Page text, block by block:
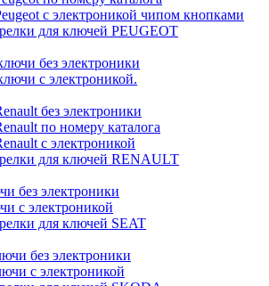
с электроникой чипом кнопками
для ключей PEUGEOT
без электроники
с электроникой.
без электроники
по номеру каталога
с электроникой
для ключей RENAULT
без электроники
с электроникой
для ключей SEAT
без электроники
с электроникой